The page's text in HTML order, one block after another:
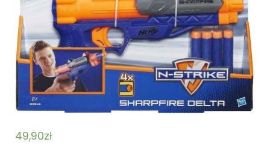
49,90zł